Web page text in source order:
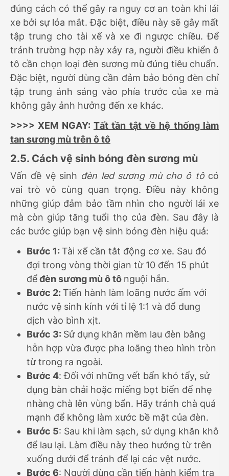
đúng cách có thể gây ra nguy cơ an toàn khi lái
xe bởi sự lóa mắt. Đặc biệt, điều này sẽ gây mất
tập trung cho tài xế và xe đi ngược chiều. Để
tránh trường hợp này xảy ra, người điều khiển ô
tô cần chọn loại đèn sương mù đúng tiêu chuẩn.
Đặc biệt, người dùng cần đảm bảo bóng đèn chỉ
tập trung ánh sáng vào phía trước của xe mà
không gây ảnh hưởng đến xe khác.
>>>> XEM NGAY: Tất tần tật về hệ thống làm
tan sương mù trên ô tô
2.5. Cách vệ sinh bóng đèn sương mù
Vấn đề vệ sinh đèn led sương mù cho ô tôcó
vai trò vô cùng quan trọng. Điều này không
những giúp đảm bảo tầm nhìn cho người lái xe
mà còn giúp tăng tuổi thọ của đèn. Sau đây là
các bước giúp bạn vệ sinh bóng đèn hiệu quả:
Bước 1: Tài xế cần tắt động cơ xe. Sau đó
đợi trong vòng thời gian từ 10 đến 15 phút
đểđèn sương mù ô tô nguội hẳn.
Bước 2: Tiến hành làm loãng nước ấm với
nước vệ sinh kính với tỉ lệ 1:1 và đổ dung
dịch vào bình xịt.
Bước 3: Sử dụng khăn mềm lau đèn bằng
hỗn hợp vừa được pha loãng theo hình tròn
từ trong ra ngoài.
Bước 4: Đối với những vết bẩn khó tẩy, sử
dụng bàn chải hoặc miếng bọt biển để nhẹ
nhàng chà lên vùng bẩn. Hãy tránh chà quá
mạnh để không làm xước bề mặt của đèn.
Bước 5: Sau khi làm sạch, sử dụng khăn khô
để lau lại. Làm điều này theo hướng từ trên
xuống dưới để tránh để lại các vệt nước.
Bước 6: Người dùng cần tiến hành kiểm tra